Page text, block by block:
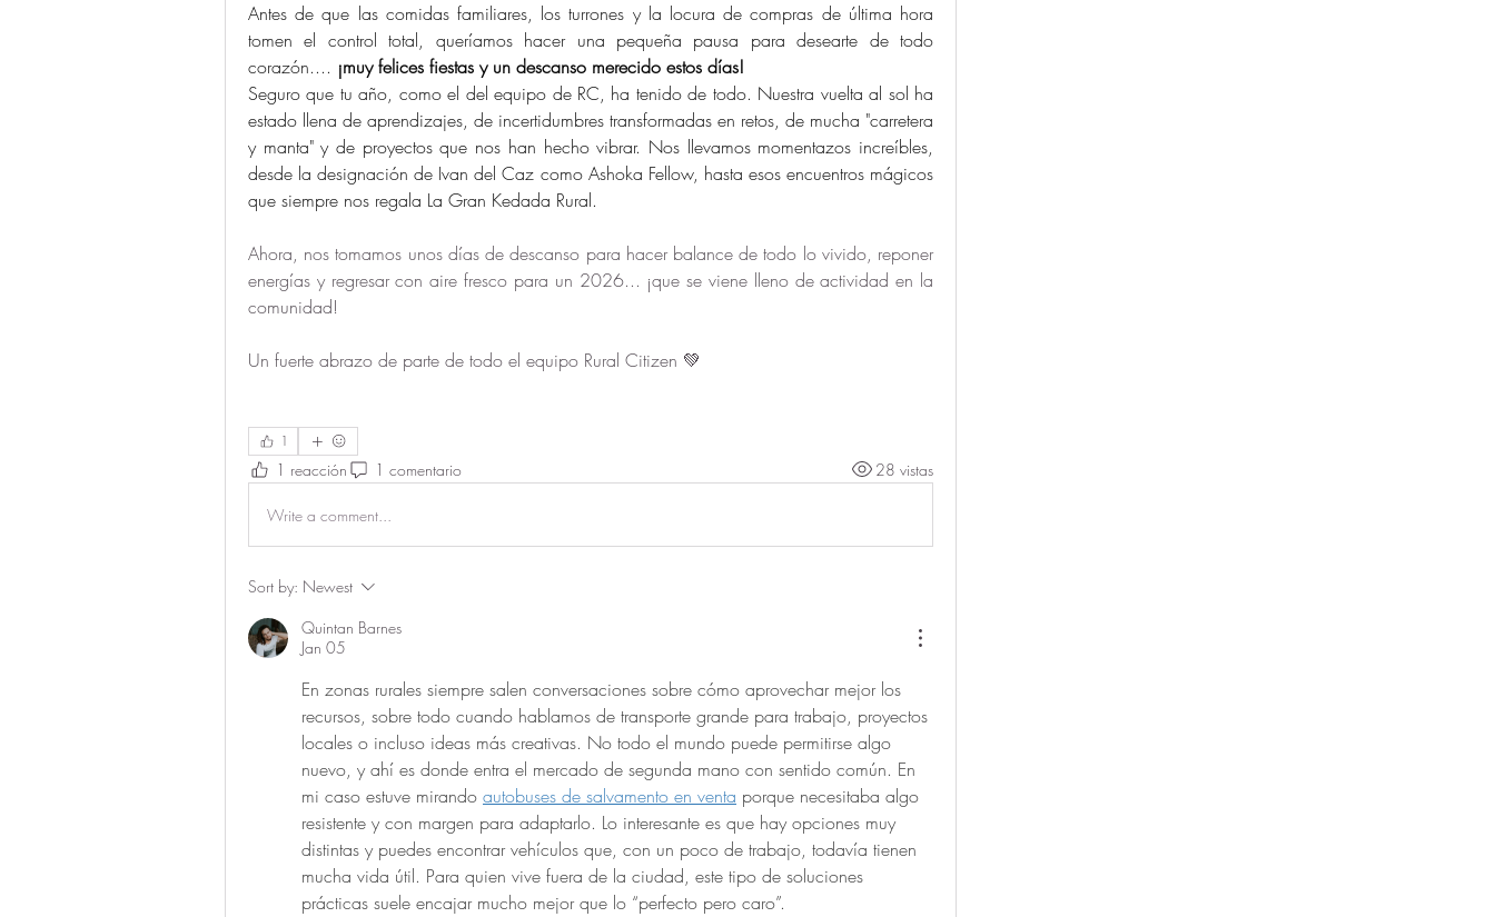
Antes de que las comidas familiares, los turrones y la locura de compras de última hora
tomen el control total, queríamos hacer una pequeña pausa para desearte de todo
corazón.... ¡muy felices fiestas y un descanso merecido estos días!
Seguro que tu año, como el del equipo de RC, ha tenido de todo. Nuestra vuelta al sol ha
estado llena de aprendizajes, de incertidumbres transformadas en retos, de mucha "carretera
y manta" y de proyectos que nos han hecho vibrar. Nos llevamos momentazos increíbles,
desde la designación de Ivan del Caz como Ashoka Fellow, hasta esos encuentros mágicos
que siempre nos regala La Gran Kedada Rural.
Ahora, nos tomamos unos días de descanso para hacer balance de todo lo vivido, reponer
energías y regresar con aire fresco para un 2026... ¡que se viene lleno de actividad en la
comunidad!
Un fuerte abrazo de parte de todo el equipo Rural Citizen 💚
1
1 reacción 1 comentario 28 vistas
Write a comment...
Sort by: Newest
Quintan Barnes
Jan 05
En zonas rurales siempre salen conversaciones sobre cómo aprovechar mejor los
recursos, sobre todo cuando hablamos de transporte grande para trabajo, proyectos
locales o incluso ideas más creativas. No todo el mundo puede permitirse algo
nuevo, y ahí es donde entra el mercado de segunda mano con sentido común. En
mi caso estuve mirando autobuses de salvamento en venta porque necesitaba algo
resistente y con margen para adaptarlo. Lo interesante es que hay opciones muy
distintas y puedes encontrar vehículos que, con un poco de trabajo, todavía tienen
mucha vida útil. Para quien vive fuera de la ciudad, este tipo de soluciones
prácticas suele encajar mucho mejor que lo “perfecto pero caro”.